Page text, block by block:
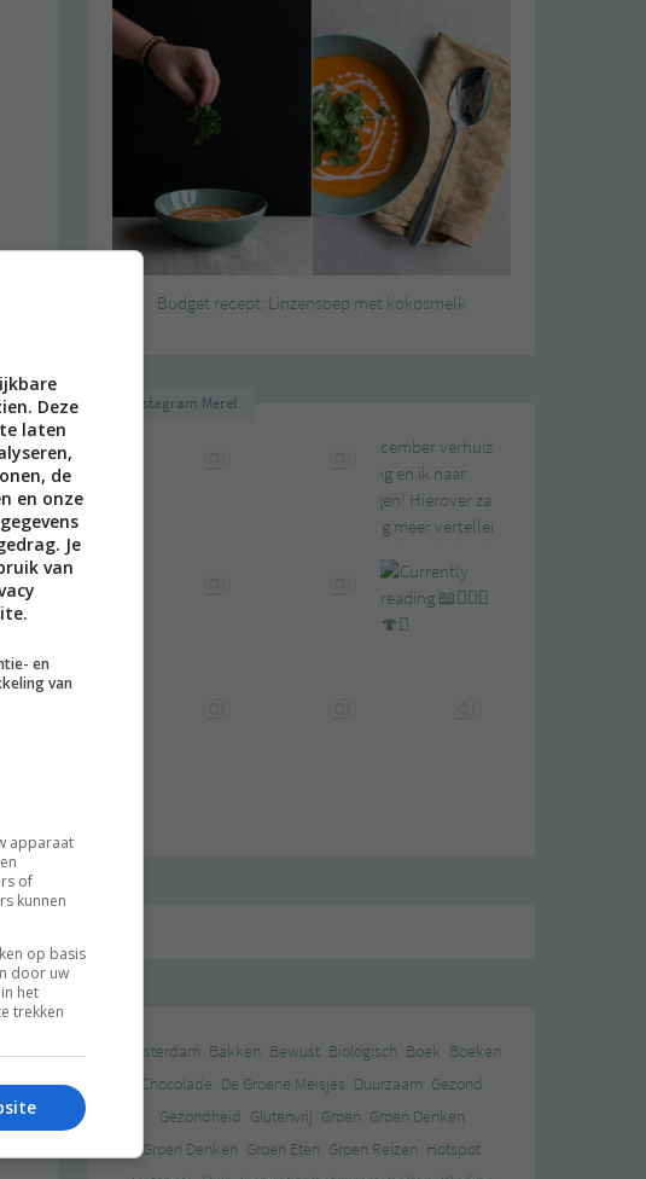
Budget recept: Linzensoep met kokosmelk
Instagram Merel
Amsterdam Bakken Bewust Biologisch Boek Boeken
Chocolade De Groene Meisjes Duurzaam Gezond
Gezondheid Glutenvrij Groen Groen Denken
Groen Denken Groen Eten Groen Reizen Hotspot
Deze
laten
de
en onze
Je
van
en
van
apparaat
of
kunnen
op basis
door uw
het
trekken